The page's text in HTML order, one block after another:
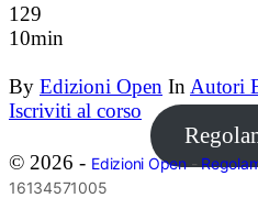
129
10min
By Edizioni Open In Autori
Iscriviti al corso
© 2026 - Edizioni Open-
16134571005